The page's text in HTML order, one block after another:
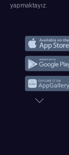
yapmaktayız.